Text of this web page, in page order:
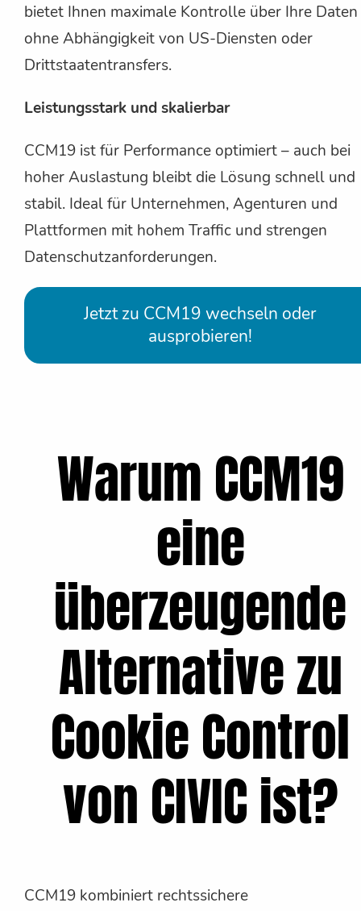
bietet Ihnen maximale Kontrolle über Ihre Daten
ohne Abhängigkeit von US-Diensten oder
Drittstaatentransfers.
Leistungsstark und skalierbar
CCM19 ist für Performance optimiert – auch bei
hoher Auslastung bleibt die Lösung schnell und
stabil. Ideal für Unternehmen, Agenturen und
Plattformen mit hohem Traffic und strengen
Datenschutzanforderungen.
Jetzt zu CCM19 wechseln oder
ausprobieren!
Warum CCM19
eine
überzeugende
Alternative zu
Cookie Control
von CIVIC ist?
CCM19 kombiniert rechtssichere